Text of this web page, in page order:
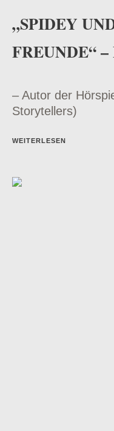
„SPIDEY
FREUNDE“
– Autor der
Storytellers)
WEITERLESEN